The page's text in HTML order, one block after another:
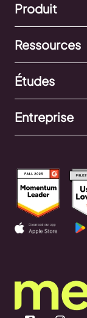
Produit
Ressources
Études
Entreprise